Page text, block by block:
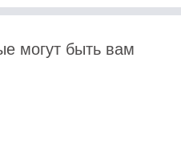
могут быть вам